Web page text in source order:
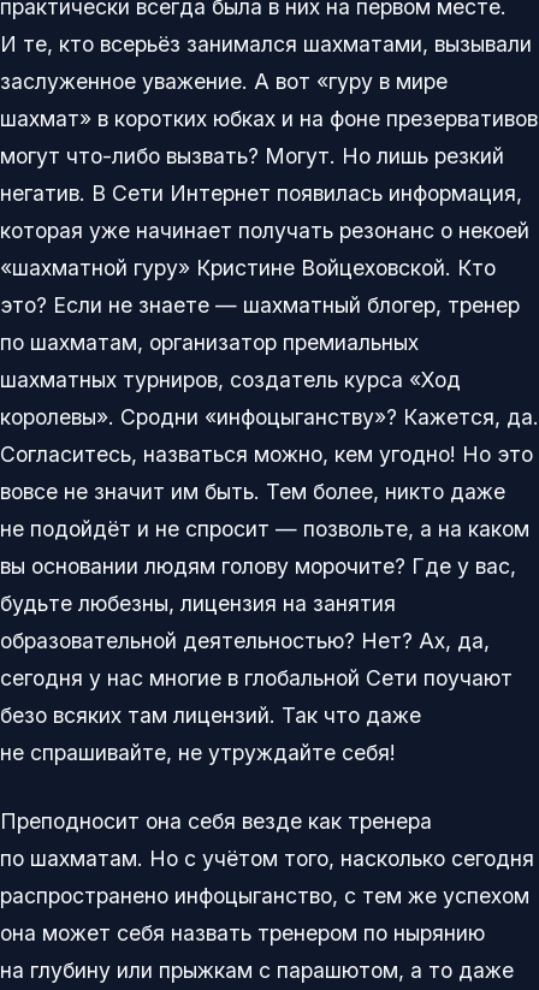
практически всегда была в них на первом месте.
И те, кто всерьёз занимался шахматами, вызывали
заслуженное уважение. А вот «гуру в мире
шахмат» в коротких юбках и на фоне презервативов
могут что-либо вызвать? Могут. Но лишь резкий
негатив. В Сети Интернет появилась информация,
которая уже начинает получать резонанс о некоей
«шахматной гуру» Кристине Войцеховской. Кто
это? Если не знаете — шахматный блогер, тренер
по шахматам, организатор премиальных
шахматных турниров, создатель курса «Ход
королевы». Сродни «инфоцыганству»? Кажется, да.
Согласитесь, назваться можно, кем угодно! Но это
вовсе не значит им быть. Тем более, никто даже
не подойдёт и не спросит — позвольте, а на каком
вы основании людям голову морочите? Где у вас,
будьте любезны, лицензия на занятия
образовательной деятельностью? Нет? Ах, да,
сегодня у нас многие в глобальной Сети поучают
безо всяких там лицензий. Так что даже
не спрашивайте, не утруждайте себя!
Преподносит она себя везде как тренера
по шахматам. Но с учётом того, насколько сегодня
распространено инфоцыганство, с тем же успехом
она может себя назвать тренером по нырянию
на глубину или прыжкам с парашютом, а то даже